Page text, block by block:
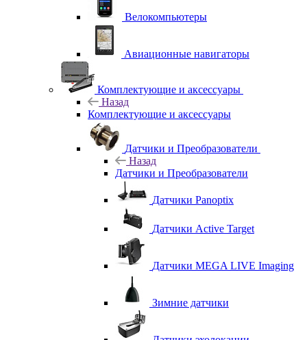
Велокомпьютеры
Авиационные навигаторы
Комплектующие и аксессуары
Назад
Комплектующие и аксессуары
Датчики и Преобразователи
Назад
Датчики и Преобразователи
Датчики Panoptix
Датчики Active Target
Датчики MEGA LIVE Imaging
Зимние датчики